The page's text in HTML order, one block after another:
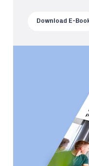
Download E-